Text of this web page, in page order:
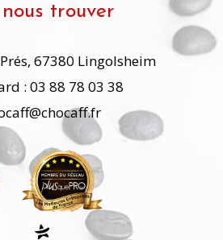
trouver
67380 Lingolsheim
: 03 88 78 03 38